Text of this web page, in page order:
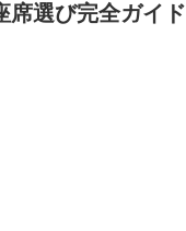
席選び完全ガイド